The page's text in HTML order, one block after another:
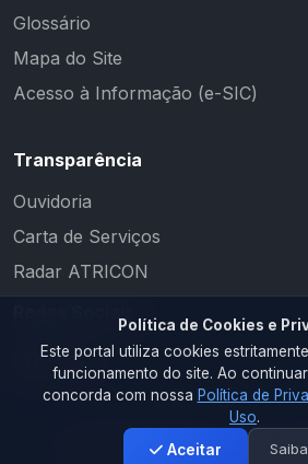
Glossário
Mapa do Site
Acesso à Informação (e-SIC)
Transparência
Ouvidoria
Carta de Serviços
Radar ATRICON
2026 © PM CAMALAÚ. Todos os
Política de Cookies e
Este portal utiliza cookies
funcionamento do site. Ao
concorda com nossa Política de
Uso.
Aceitar